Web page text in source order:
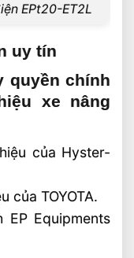
EPt20-ET2L
uy tín
quyền chính
xe nâng
của Hyster-
của TOYOTA.
EP Equipments